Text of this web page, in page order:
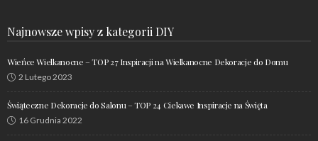
Najnowsze wpisy z kategorii DIY
Wieńce Wielkanocne – TOP 27 Inspiracji na Wielkanocne Dekoracje do Domu
2 Lutego 2023
Świąteczne Dekoracje do Salonu – TOP 24 Ciekawe Inspiracje na Święta
16 Grudnia 2022